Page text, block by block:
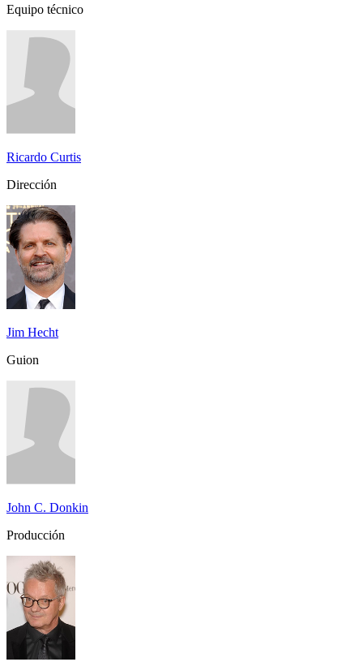
Equipo técnico
Ricardo Curtis
Dirección
Jim Hecht
Guion
John C. Donkin
Producción